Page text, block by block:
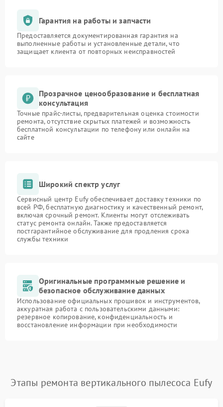
Гарантия на работы и запчасти
Предоставляется документированная гарантия на
выполненные работы и установленные детали, что
защищает клиента от повторных неисправностей
Прозрачное ценообразование и бесплатная
консультация
Точные прайс-листы, предварительная оценка стоимости
ремонта, отсутствие скрытых платежей и возможность
бесплатной консультации по телефону или онлайн на
сайте
Широкий спектр услуг
Сервисный центр Eufy обеспечивает доставку техники по
всей РФ, бесплатную диагностику и качественный ремонт,
включая срочный ремонт. Клиенты могут отслеживать
статус ремонта онлайн. Также предоставляется
постгарантийное обслуживание для продления срока
службы техники
Оригинальные программные решение и
безопасное обслуживание данных
Использование официальных прошивок и инструментов,
аккуратная работа с пользовательскими данными:
резервное копирование, конфиденциальность и
восстановление информации при необходимости
Этапы ремонта вертикального пылесоса Eufy